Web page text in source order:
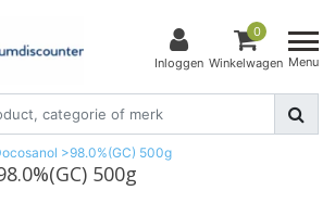
Inloggen
0
Winkelwagen Menu
>98.0%(GC) 500g
500g